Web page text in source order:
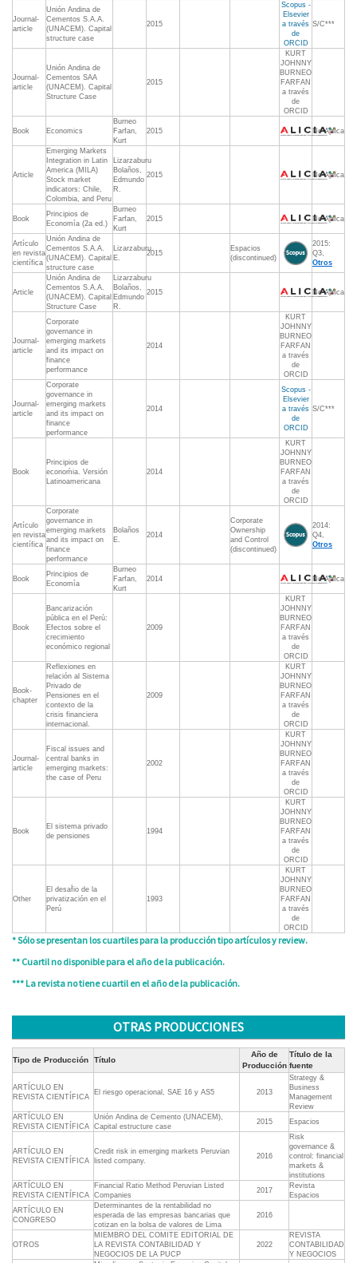
Journal-
article
Unión Andina de
Cementos S.A.A.
(UNACEM). Capital
structure case
2015
Scopus -
Elsevier
a través
de
ORCID
S/C***
Journal-
article
Unión Andina de
Cementos SAA
(UNACEM). Capital
Structure Case
2015
KURT
JOHNNY
BURNEO
FARFAN
a través
de
ORCID
Book Economics
Burneo
Farfan,
Kurt
2015 No Aplica
Article
Emerging Markets
Integration in Latin
America (MILA)
Stock market
indicators: Chile,
Colombia, and Peru
Lizarzaburu
Bolaños,
Edmundo
R.
2015 No Aplica
Book
Principios de
Economía (2a ed.)
Burneo
Farfan,
Kurt
2015 No Aplica
Artículo
en revista
científica
Unión Andina de
Cementos S.A.A.
(UNACEM). Capital
structure case
Lizarzaburu
E.
2015
Espacios
(discontinued)
2015:
Q3,
Otros
Article
Unión Andina de
Cementos S.A.A.
(UNACEM). Capital
Structure Case
Lizarzaburu
Bolaños,
Edmundo
R.
2015 No Aplica
Journal-
article
Corporate
governance in
emerging markets
and its impact on
finance
performance
2014
KURT
JOHNNY
BURNEO
FARFAN
a través
de
ORCID
Journal-
article
Corporate
governance in
emerging markets
and its impact on
finance
performance
2014
Scopus -
Elsevier
a través
de
ORCID
S/C***
Book
Principios de
econoḿia. Versión
Latinoamericana
2014
KURT
JOHNNY
BURNEO
FARFAN
a través
de
ORCID
Artículo
en revista
científica
Corporate
governance in
emerging markets
and its impact on
finance
performance
Bolaños
E.
2014
Corporate
Ownership
and Control
(discontinued)
2014:
Q4,
Otros
Book
Principios de
Economía
Burneo
Farfan,
Kurt
2014 No Aplica
Book
Bancarización
pública en el Perú:
Efectos sobre el
crecimiento
económico regional
2009
KURT
JOHNNY
BURNEO
FARFAN
a través
de
ORCID
Book-
chapter
Reflexiones en
relación al Sistema
Privado de
Pensiones en el
contexto de la
crisis financiera
internacional.
2009
KURT
JOHNNY
BURNEO
FARFAN
a través
de
ORCID
Journal-
article
Fiscal issues and
central banks in
emerging markets:
the case of Peru
2002
KURT
JOHNNY
BURNEO
FARFAN
a través
de
ORCID
Book
El sistema privado
de pensiones
1994
KURT
JOHNNY
BURNEO
FARFAN
a través
de
ORCID
Other
El desaf́io de la
privatización en el
Perú
1993
KURT
JOHNNY
BURNEO
FARFAN
a través
de
ORCID
* Sólo se presentan los cuartiles para la producción tipo artículos y review.
** Cuartil no disponible para el año de la publicación.
*** La revista no tiene cuartil en el año de la publicación.
OTRAS PRODUCCIONES
Tipo de Producción Título
Año de
Producción
Título de la
fuente
ARTÍCULO EN
REVISTA CIENTÍFICA
El riesgo operacional, SAE 16 y AS5 2013
Strategy &
Business
Management
Review
ARTÍCULO EN
REVISTA CIENTÍFICA
Unión Andina de Cemento (UNACEM),
Capital estructure case
2015 Espacios
ARTÍCULO EN
REVISTA CIENTÍFICA
Credit risk in emerging markets Peruvian
listed company.
2016
Risk
governance &
control: financial
markets &
institutions
ARTÍCULO EN
REVISTA CIENTÍFICA
Financial Ratio Method Peruvian Listed
Companies
2017
Revista
Espacios
ARTÍCULO EN
CONGRESO
Determinantes de la rentabilidad no
esperada de las empresas bancarias que
cotizan en la bolsa de valores de Lima
2016
OTROS
MIEMBRO DEL COMITE EDITORIAL DE
LA REVISTA CONTABILIDAD Y
NEGOCIOS DE LA PUCP
2022
REVISTA
CONTABILIDAD
Y NEGOCIOS